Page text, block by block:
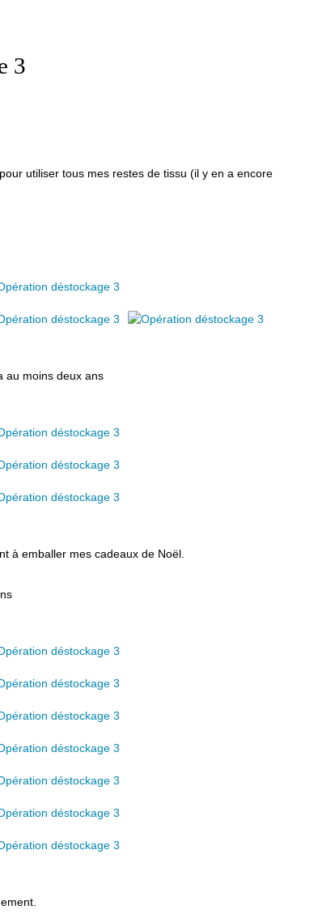
3
utiliser tous mes restes de tissu (il y en a encore
au moins deux ans
à emballer mes cadeaux de Noël.